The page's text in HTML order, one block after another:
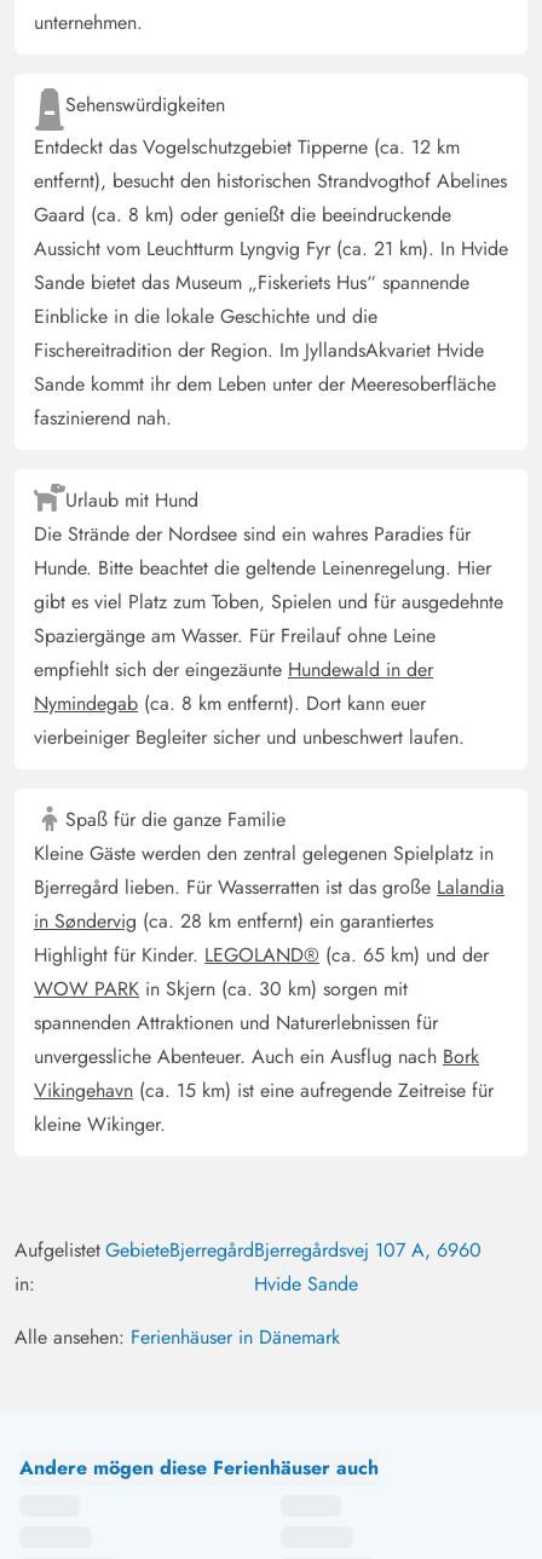
unternehmen.
Sehenswürdigkeiten
Entdeckt das Vogelschutzgebiet Tipperne (ca. 12 km
entfernt), besucht den historischen Strandvogthof Abelines
Gaard (ca. 8 km) oder genießt die beeindruckende
Aussicht vom Leuchtturm Lyngvig Fyr (ca. 21 km). In Hvide
Sande bietet das Museum „Fiskeriets Hus“ spannende
Einblicke in die lokale Geschichte und die
Fischereitradition der Region. Im JyllandsAkvariet Hvide
Sande kommt ihr dem Leben unter der Meeresoberfläche
faszinierend nah.
Urlaub mit Hund
Die Strände der Nordsee sind ein wahres Paradies für
Hunde. Bitte beachtet die geltende Leinenregelung. Hier
gibt es viel Platz zum Toben, Spielen und für ausgedehnte
Spaziergänge am Wasser. Für Freilauf ohne Leine
empfiehlt sich der eingezäunte Hundewald in der
Nymindegab (ca. 8 km entfernt). Dort kann euer
vierbeiniger Begleiter sicher und unbeschwert laufen.
Spaß für die ganze Familie
Kleine Gäste werden den zentral gelegenen Spielplatz in
Bjerregård lieben. Für Wasserratten ist das große Lalandia
in Søndervig (ca. 28 km entfernt) ein garantiertes
Highlight für Kinder. LEGOLAND® (ca. 65 km) und der
WOW PARK in Skjern (ca. 30 km) sorgen mit
spannenden Attraktionen und Naturerlebnissen für
unvergessliche Abenteuer. Auch ein Ausflug nach Bork
Vikingehavn (ca. 15 km) ist eine aufregende Zeitreise für
kleine Wikinger.
Aufgelistet
in:
GebieteBjerregårdBjerregårdsvej 107 A, 6960
Hvide Sande
Alle ansehen: Ferienhäuser in Dänemark
Andere mögen diese Ferienhäuser auch